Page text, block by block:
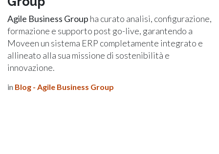
Agile Business Group ha curato analisi, configurazione,
formazione e supporto post go-live, garantendo a
Moveen un sistema ERP completamente integrato e
allineato alla sua missione di sostenibilità e
innovazione.
in Blog - Agile Business Group